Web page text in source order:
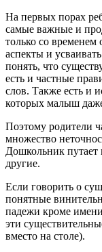
На первых порах
самые важные и
только со временем
аспекты и
понять, что
есть и частные
слов. Также есть и
которых малыш
Поэтому родители
множество
Дошкольник путает
другие.
Если говорить о
понятные
падежи кроме
эти
вместо на столе).